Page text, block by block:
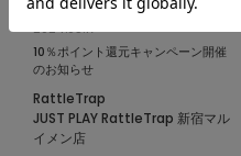
2024.05.17
10％ポイント還元キャンペーン開催
のお知らせ
RattleTrap
JUST PLAY RattleTrap 新宿マル
イメン店